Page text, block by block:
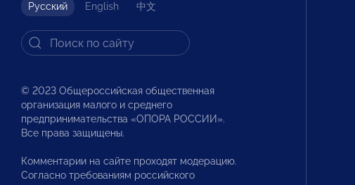
Русский English 中文
© 2023 Общероссийская общественная
организация малого и среднего
предпринимательства «ОПОРА РОССИИ».
Все права защищены.
Комментарии на сайте проходят модерацию.
Согласно требованиям российского